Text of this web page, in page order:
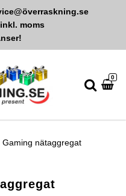
moms
0
Gaming nätaggregat